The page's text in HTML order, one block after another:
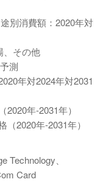
別消費額：2020年対
、その他
測
年対2024年対2031
年-2031年）
2020年-2031年）
Technology、
Card